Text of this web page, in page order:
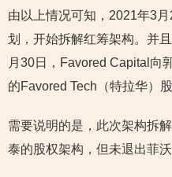
由以上情况可知，2021年3
划，开始拆解红筹架构。并
月30日，Favored Capital向
的Favored Tech（特拉华）
需要说明的是，此次架构拆
泰的股权架构，但未退出菲